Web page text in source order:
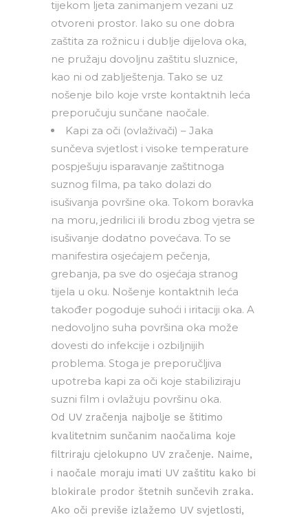
tijekom ljeta zanimanjem vezani uz
otvoreni prostor. Iako su one dobra
zaštita za rožnicu i dublje dijelova oka,
ne pružaju dovoljnu zaštitu sluznice,
kao ni od zablještenja. Tako se uz
nošenje bilo koje vrste kontaktnih leća
preporučuju sunčane naočale.
Kapi za oči (ovlaživači) – Jaka
sunčeva svjetlost i visoke temperature
pospješuju isparavanje zaštitnoga
suznog filma, pa tako dolazi do
isušivanja površine oka. Tokom boravka
na moru, jedrilici ili brodu zbog vjetra se
isušivanje dodatno povećava. To se
manifestira osjećajem pečenja,
grebanja, pa sve do osjećaja stranog
tijela u oku. Nošenje kontaktnih leća
također pogoduje suhoći i iritaciji oka. A
nedovoljno suha površina oka može
dovesti do infekcije i ozbiljnijih
problema. Stoga je preporučljiva
upotreba kapi za oči koje stabiliziraju
suzni film i ovlažuju površinu oka.
Od UV zračenja najbolje se štitimo
kvalitetnim sunčanim naočalima koje
filtriraju cjelokupno UV zračenje. Naime,
i naočale moraju imati UV zaštitu kako bi
blokirale prodor štetnih sunčevih zraka.
Ako oči previše izlažemo UV svjetlosti,